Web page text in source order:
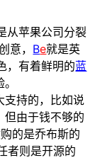
从苹果公司分裂
意， Be就是英
，有着鲜明的蓝
支持的，比如说
但由于钱不够的
的是乔布斯的
者则是开源的